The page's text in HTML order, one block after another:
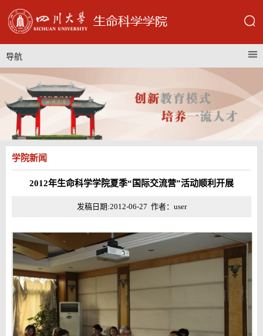
导航
学院新闻
2012年生命科学学院夏季“国际交流营”活动顺利开展
发稿日期:2012-06-27 作者：user